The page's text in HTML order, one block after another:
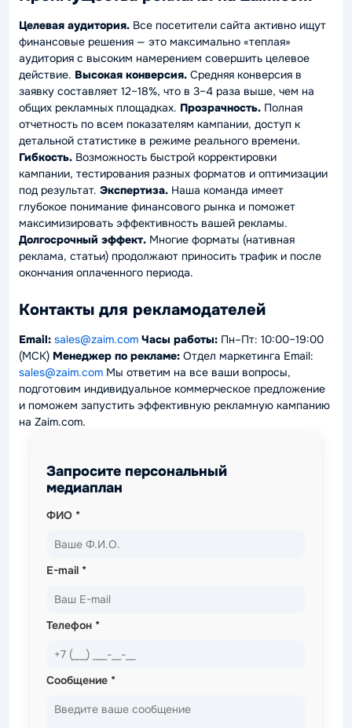
Целевая аудитория. Все посетители сайта активно ищут
финансовые решения — это максимально «теплая»
аудитория с высоким намерением совершить целевое
действие. Высокая конверсия. Средняя конверсия в
заявку составляет 12–18%, что в 3–4 раза выше, чем на
общих рекламных площадках. Прозрачность. Полная
отчетность по всем показателям кампании, доступ к
детальной статистике в режиме реального времени.
Гибкость. Возможность быстрой корректировки
кампании, тестирования разных форматов и оптимизации
под результат. Экспертиза. Наша команда имеет
глубокое понимание финансового рынка и поможет
максимизировать эффективность вашей рекламы.
Долгосрочный эффект. Многие форматы (нативная
реклама, статьи) продолжают приносить трафик и после
окончания оплаченного периода.
Контакты для рекламодателей
Email: sales@zaim.com Часы работы: Пн–Пт: 10:00–19:00
(МСК) Менеджер по рекламе: Отдел маркетинга Email:
sales@zaim.com Мы ответим на все ваши вопросы,
подготовим индивидуальное коммерческое предложение
и поможем запустить эффективную рекламную кампанию
на Zaim.com.
Запросите персональный
медиаплан
ФИО *
E-mail *
Телефон *
Сообщение *
я не робот